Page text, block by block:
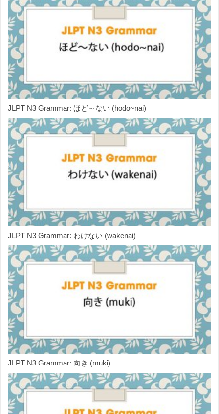
JLPT N3 Grammar: ほど～ない (hodo~nai)
JLPT N3 Grammar: わけない (wakenai)
JLPT N3 Grammar: 向き (muki)